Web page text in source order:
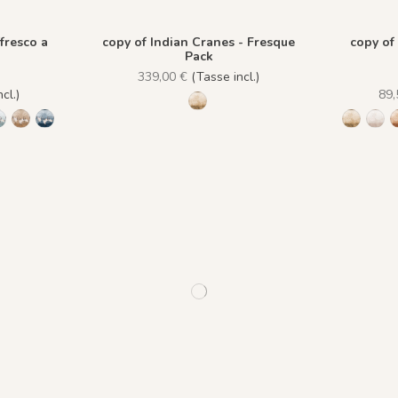
a
EarthPlum
- Pewter Green
Grues - Emerald Stone
Grues - Lichen Moss
Cinq Grues - Gray Blue Eyes
1471 Cinq Grues - Sahara Ochre
1472 Cinq Grues - Ocean Blue
copy of Indian Cranes - Fresque
Pack
339,00 € (Tasse incl.)
1473 Trois Palmiers - Gold Earth
copy of
1473